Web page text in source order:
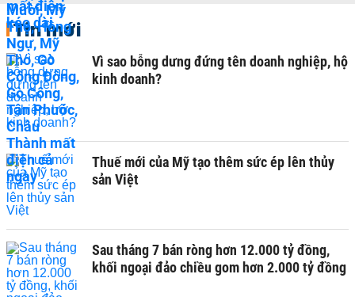
Tin mới
Vì sao bỗng dưng đứng tên doanh nghiệp, hộ
kinh doanh?
Thuế mới của Mỹ tạo thêm sức ép lên thủy
sản Việt
Sau tháng 7 bán ròng hơn 12.000 tỷ đồng,
khối ngoại đảo chiều gom hơn 2.000 tỷ đồng